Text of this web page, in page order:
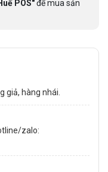
POS"để mua sản
giả, hàng nhái.
zalo: